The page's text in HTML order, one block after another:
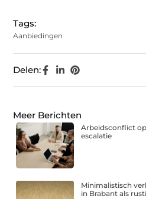
Tags:
Aanbiedingen
Delen:
Meer Berichten
Arbeidsconflict
escalatie
Minimalistisch
in Brabant als